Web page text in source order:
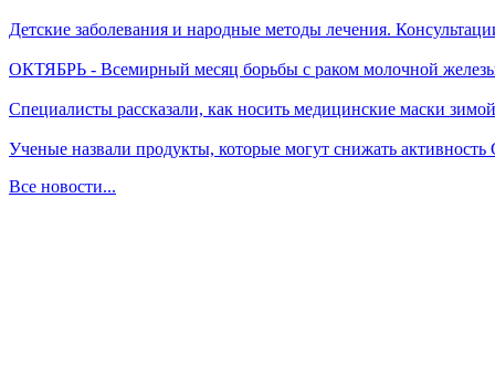
Детские заболевания и народные методы лечения.
ОКТЯБРЬ - Всемирный месяц борьбы с раком молочной
Специалисты рассказали, как носить медицинские маски зимой
Ученые назвали продукты, которые могут снижать
Все новости...